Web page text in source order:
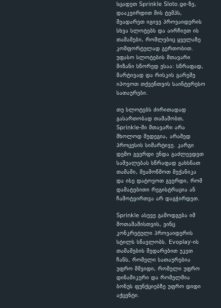
სცადეთ Sprinkle Sloto.ge-ზე,
დააკვირდით მის ტემპს,
შეადარეთ იგივე პროვაიდერის
სხვა სლოტებს და აირჩიეთ ის
თამაშები, რომლებიც ყველაზე
კომფორტულად გერთობით.
უფასო სლოტების მთავარი
მიზანი სწორედ ესაა: სწრაფად,
მარტივად და რისკის გარეშე
იპოვოთ თქვენთვის საინტერესო
სათაურები.
თუ სლოტებს ძირითადად
გასართობად თამაშობთ,
Sprinkle-ში მთავარი არა
მხოლოდ შედეგია, არამედ
პროცესის სიმარტივე. კარგი
დემო გვერდი უნდა გაძლევდეთ
საშუალებას სწრაფად გახსნათ
თამაში, შეამოწმოთ მექანიკა
და ისე დატოვოთ გვერდი, რომ
დამატებითი რეგისტრაცია ან
ჩამოტვირთვა არ დაგჭირდეთ.
Sprinkle ასევე გამოდგება იმ
მოთამაშისთვის, ვინც
კონკრეტული პროვაიდერის
სტილს სწავლობს. Evoplay-ის
თამაშების შედარებით უკეთ
ჩანს, რომელი სათაურებია
უფრო მშვიდი, რომელი უფრო
დინამიკური და რომელშია
ბონუს ფუნქციებზე უფრო დიდი
აქცენტი.